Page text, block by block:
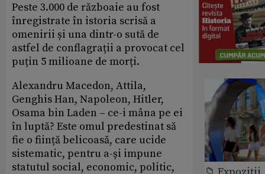
Peste 3.000 de războaie au fost
înregistrate în istoria scrisă a
omenirii și una dintr-o sută de
astfel de conflagrații a provocat cel
puțin 5 milioane de morți.
Alexandru Macedon, Attila,
Genghis Han, Napoleon, Hitler,
Osama bin Laden – ce-i mâna pe ei
în luptă? Este omul predestinat să
fie o ființă belicoasă, care ucide
sistematic, pentru a-și impune
statutul social, economic, politic,